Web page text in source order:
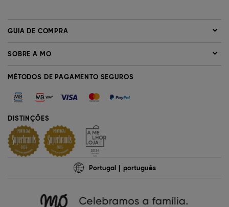
GUIA DE COMPRA
SOBRE A MO
MÉTODOS DE PAGAMENTO SEGUROS
DISTINÇÕES
Portugal português